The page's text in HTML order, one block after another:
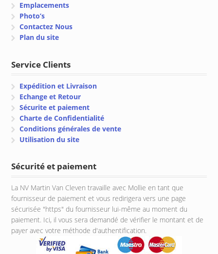
Emplacements
Photo’s
Contactez Nous
Plan du site
Service Clients
Expédition et Livraison
Echange et Retour
Sécurite et paiement
Charte de Confidentialité
Conditions générales de vente
Utilisation du site
Sécurité et paiement
La NV Martin Van Cleven travaille avec Mollie en tant que
fournisseur de paiement et vous redirigera vers une page
sécurisée "https" du fournisseur lui-même au moment du
paiement. Ici, il vous sera demandé de vérifier le montant et de
payer avec votre méthode d'authentification.